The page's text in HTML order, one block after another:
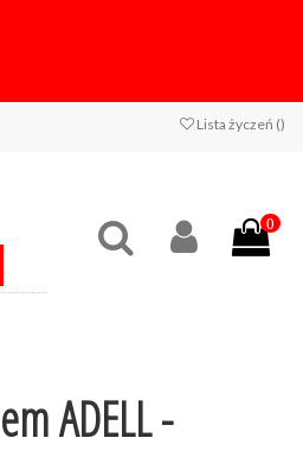
Lista życzeń ()
0
ADELL -